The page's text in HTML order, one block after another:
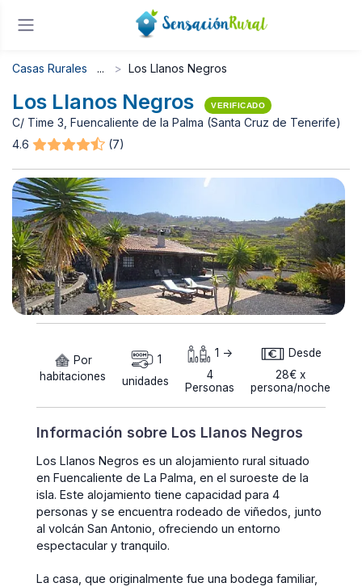
Casas Rurales Los Llanos Negros
Los Llanos Negros VERIFICADO
C/ Time 3, Fuencaliente de la Palma (Santa Cruz de Tenerife)
4.6
(7)
Por
habitaciones
1
unidades
1 ->
4
Personas
Desde
28€ x
persona/noche
Información sobre Los Llanos Negros
Los Llanos Negros es un alojamiento rural situado
en Fuencaliente de La Palma, en el suroeste de la
isla. Este alojamiento tiene capacidad para 4
personas y se encuentra rodeado de viñedos, junto
al volcán San Antonio, ofreciendo un entorno
espectacular y tranquilo.
La casa, que originalmente fue una bodega familiar,